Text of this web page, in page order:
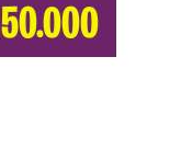
50.000